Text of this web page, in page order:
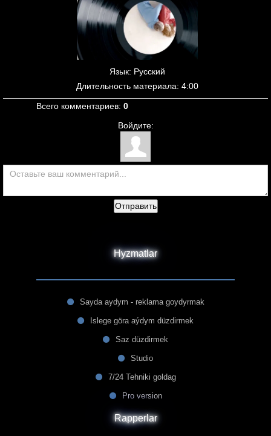
Язык: Русский
Длительность материала: 4:00
Всего комментариев: 0
Войдите:
Отправить
Hyzmatlar
Sayda aydym - reklama goydyrmak
Islege göra aýdym düzdirmek
Saz düzdirmek
Studio
7/24 Tehniki goldag
Pro version
Rapperlar